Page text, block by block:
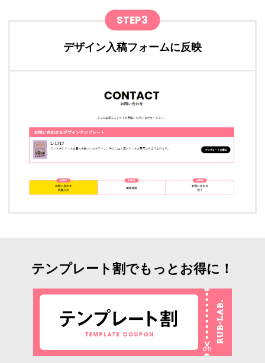
STEP3
デザイン入稿フォームに反映
テンプレート割でもっとお得に！